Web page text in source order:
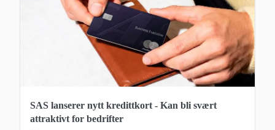
SAS lanserer nytt kredittkort - Kan bli svært
attraktivt for bedrifter